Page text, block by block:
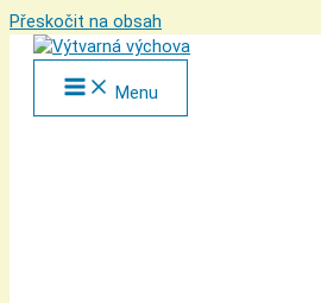
Přeskočit na obsah
Menu